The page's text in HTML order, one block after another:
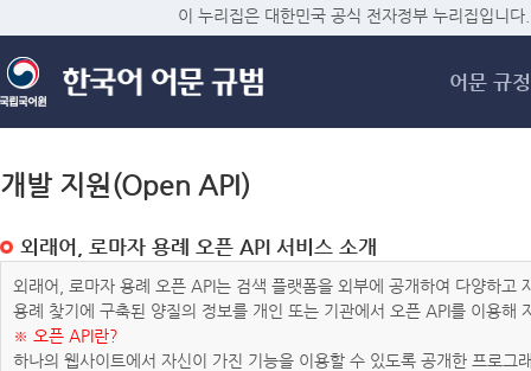
메
이 누리집은 대한민국 공식 전자정부 누리집입니다.
어문 규정
개발 지원(Open API)
외래어, 로마자 용례 오픈 API 서비스 소개
외래어, 로마자 용례 오픈 API는 검색 플랫폼을 외부에 공개하여 다양하
용례 찾기에 구축된 양질의 정보를 개인 또는 기관에서 오픈 API를 이용해
※ 오픈 API란?
하나의 웹사이트에서 자신이 가진 기능을 이용할 수 있도록 공개한 프로그